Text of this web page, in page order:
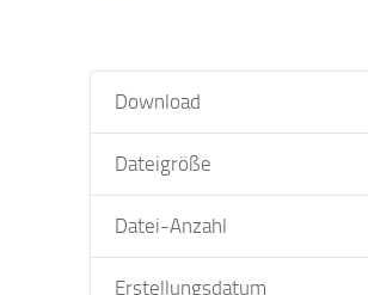
Download
Dateigröße
Datei-Anzahl
Erstellungsdatum